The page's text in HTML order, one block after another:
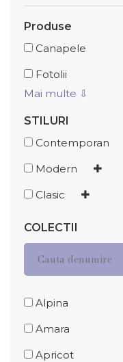
Produse
Canapele
Fotolii
Mai multe ⇩
STILURI
Contemporan
Modern
Clasic
COLECTII
Alpina
Amara
Apricot